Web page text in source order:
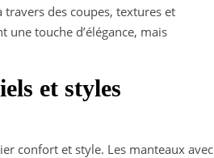
des coupes, textures et
touche d’élégance, mais
et styles
confort et style. Les manteaux avec